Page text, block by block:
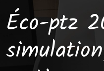
Éco-ptz